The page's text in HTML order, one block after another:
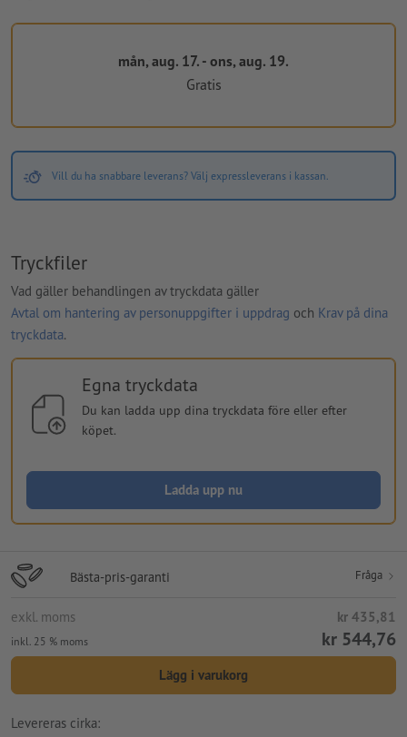
mån, aug. 17. - ons, aug. 19.
Gratis
Vill du ha snabbare leverans? Välj expressleverans i kassan.
Tryckfiler
Vad gäller behandlingen av tryckdata gäller
Avtal om hantering av personuppgifter i uppdrag och Krav på dina
tryckdata.
Egna tryckdata
Du kan ladda upp dina tryckdata före eller efter
köpet.
Ladda upp nu
Bästa-pris-garanti Fråga
exkl. moms kr 435,81
inkl. 25 % moms kr 544,76
Lägg i varukorg
Levereras cirka: